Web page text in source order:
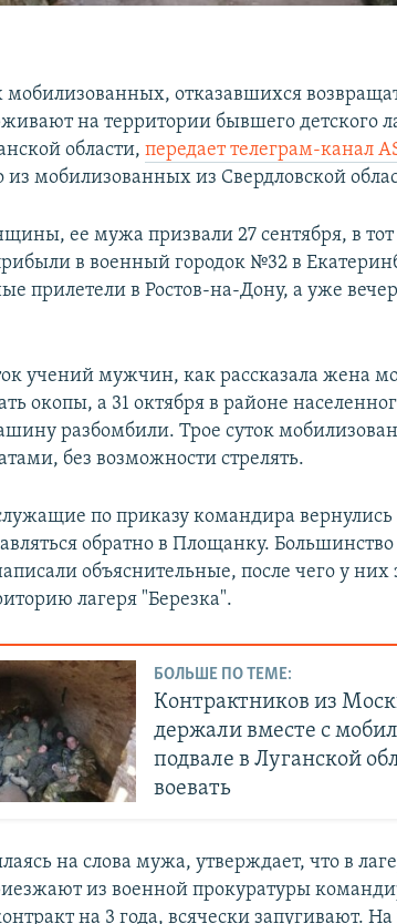
мобилизованных, отказавшихся
на территории бывшего детского
области,передает телеграм-канал
из мобилизованных из Свердловской
ее мужа призвали 27 сентября, в
в военный городок №32 в
прилетели в Ростов-на-Дону, а уже
учений мужчин, как рассказала жена
окопы, а 31 октября в районе
разбомбили. Трое суток
без возможности стрелять.
по приказу командира вернулись
обратно в Площанку.
объяснительные, после чего у
лагеря "Березка".
БОЛЬШЕ ПО ТЕМЕ:
Контрактников из
держали вместе с
подвале в Луганской
воевать
на слова мужа, утверждает, что в
из военной прокуратуры
на 3 года, всячески запугивают.